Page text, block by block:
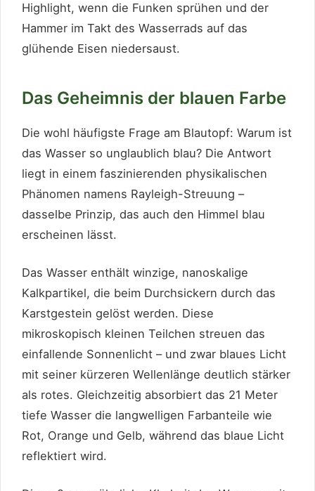
Highlight, wenn die Funken sprühen und der
Hammer im Takt des Wasserrads auf das
glühende Eisen niedersaust.
Das Geheimnis der blauen Farbe
Die wohl häufigste Frage am Blautopf: Warum ist
das Wasser so unglaublich blau? Die Antwort
liegt in einem faszinierenden physikalischen
Phänomen namens Rayleigh-Streuung –
dasselbe Prinzip, das auch den Himmel blau
erscheinen lässt.
Das Wasser enthält winzige, nanoskalige
Kalkpartikel, die beim Durchsickern durch das
Karstgestein gelöst werden. Diese
mikroskopisch kleinen Teilchen streuen das
einfallende Sonnenlicht – und zwar blaues Licht
mit seiner kürzeren Wellenlänge deutlich stärker
als rotes. Gleichzeitig absorbiert das 21 Meter
tiefe Wasser die langwelligen Farbanteile wie
Rot, Orange und Gelb, während das blaue Licht
reflektiert wird.